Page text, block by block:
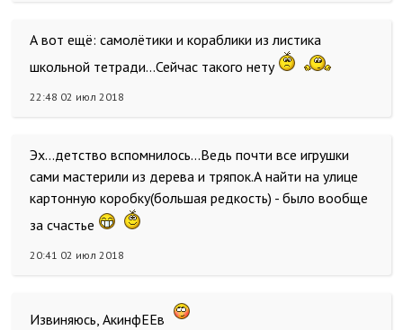
А вот ещё: самолётики и кораблики из листика
школьной тетради...Сейчас такого нету
22:48 02 июл 2018
Эх...детство вспомнилось...Ведь почти все игрушки
сами мастерили из дерева и тряпок.А найти на улице
картонную коробку(большая редкость) - было вообще
за счастье
20:41 02 июл 2018
Извиняюсь, АкинфЕЕв